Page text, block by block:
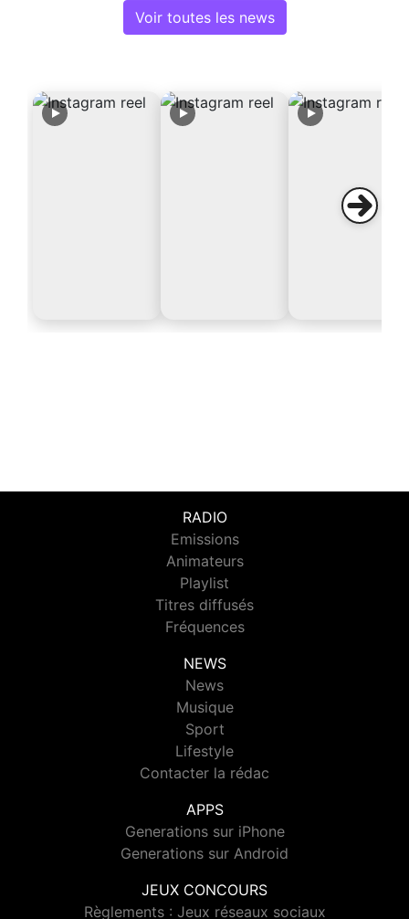
Voir toutes les news
RADIO
Emissions
Animateurs
Playlist
Titres diffusés
Fréquences
NEWS
News
Musique
Sport
Lifestyle
Contacter la rédac
APPS
Generations sur iPhone
Generations sur Android
JEUX CONCOURS
Règlements : Jeux réseaux sociaux